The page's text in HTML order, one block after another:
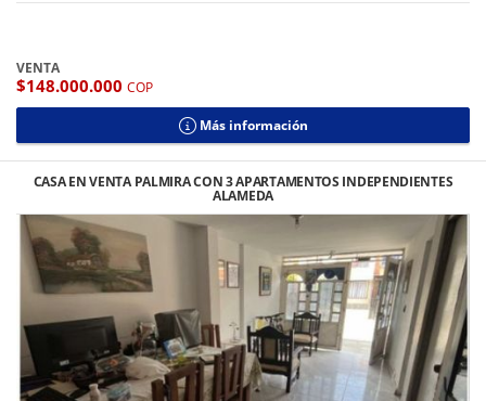
VENTA
$148.000.000 COP
Más información
CASA EN VENTA PALMIRA CON 3 APARTAMENTOS INDEPENDIENTES
ALAMEDA